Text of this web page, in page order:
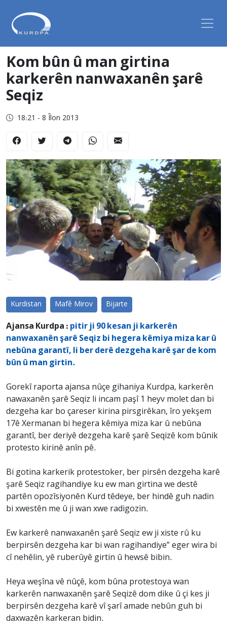
Kom bûn û man girtina
karkerên nanwaxanên şarê
Seqiz
18:21 - 8 Îlon 2013
Kurdistan Mafê Mirov Bijarte
Ajansa Kurdpa : pitir ji 90 kesan ji karkerên
nanwaxanên şarê Seqiz bi hegera kêmiya miza kar û
nebûna garantî, li ber derê dezgeha karê şar de kom
bûn û man girtin.
Gorekî raporta ajansa nûçe gihaniya Kurdpa, karkerên
nawaxanên şarê Seqiz li incam paşî 1 heyv molet dan bi
dezgeha kar bo çareser kirina pirsgirêkan, îro yekşem
17ê Xermanan bi hegera kêmiya miza kar û nebûna
garantî, ber deriyê dezgeha karê şarê Seqizê kom bûnik
protesto kirinê anîn pê.
Bi gotina karkerik protestoker, ber pirsên dezgeha karê
şarê Seqiz ragihandiye ku ew man girtina we destê
partên opozîsiyonên Kurd têdeye, ber hindê guh nadin
bi xwestên me û ji wan xwe radigozin.
Ew karkerê nanwaxanên şarê Seqiz ew ji xiste rû ku
berpirsên dezgeha kar bi wan ragihandiye” eger wira bi
cî nehêlin, yê ruberûyê girtin û hewsê bibin.
Heya weşîna vê nûçê, kom bûna protestoya wan
karkerên nanwaxanên şarê Seqizê dom dike û çi kes ji
berpirsên dezgeha karê vî şarî amade nebûn guh bi
daxwazên karkeran bidin.